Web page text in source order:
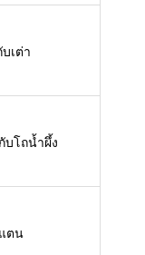
เต่า
โถน้ำผึ้ง
ตน